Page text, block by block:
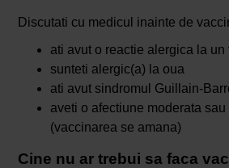
Discutati cu medicul inainte de
ati avut o reactie alergica la un
sunteti alergic(a) la oua
ati avut sindromul Guillain-
aveti o afectiune moderata
(vaccinarea se amana)
Cine nu ar trebui sa faca